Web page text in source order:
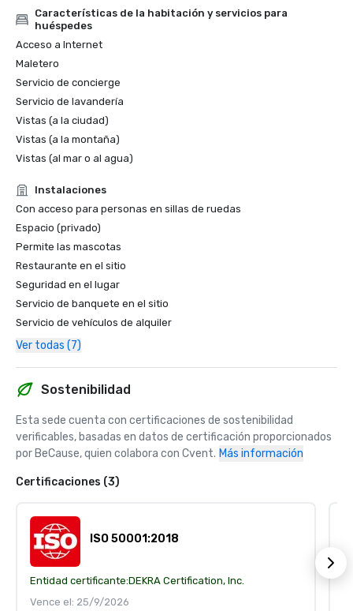
Características de la habitación y servicios para
huéspedes
Acceso a Internet
Maletero
Servicio de concierge
Servicio de lavandería
Vistas (a la ciudad)
Vistas (a la montaña)
Vistas (al mar o al agua)
Instalaciones
Con acceso para personas en sillas de ruedas
Espacio (privado)
Permite las mascotas
Restaurante en el sitio
Seguridad en el lugar
Servicio de banquete en el sitio
Servicio de vehículos de alquiler
Ver todas (7)
Sostenibilidad
Esta sede cuenta con certificaciones de sostenibilidad
verificables, basadas en datos de certificación proporcionados
por BeCause, quien colabora con Cvent. Más información
Certificaciones (3)
ISO 50001:2018
Entidad certificante:DEKRA Certification, Inc.
Vence el: 25/9/2026